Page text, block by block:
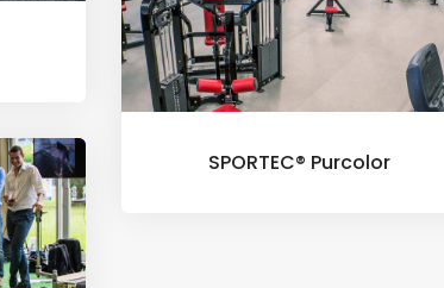
SPORTEC® Purcolor